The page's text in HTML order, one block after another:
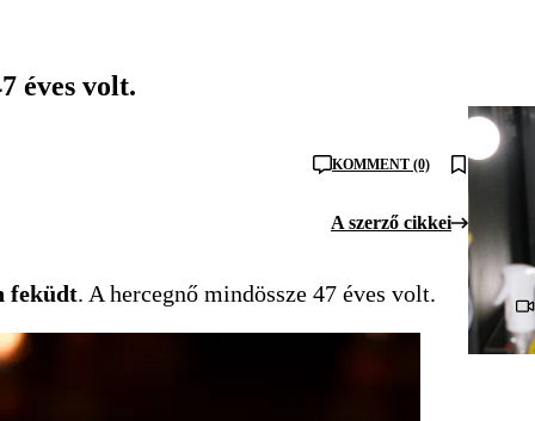
éves volt.
KOMMENT (0)
A szerző cikkei
feküdt. A hercegnő mindössze 47 éves volt.